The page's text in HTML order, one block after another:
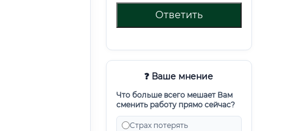
Ответить
❓ Ваше мнение
Что больше всего мешает Вам
сменить работу прямо сейчас?
Страх потерять